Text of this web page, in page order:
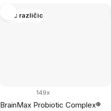
Več različic
BrainMax Probiotic Complex®
149x